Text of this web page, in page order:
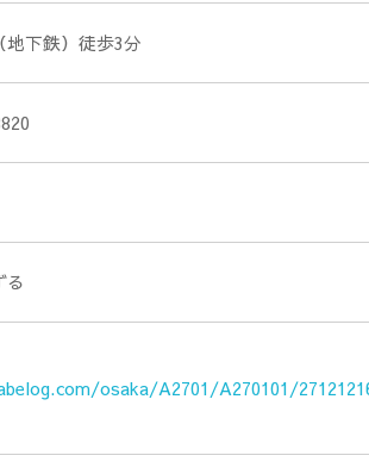
地下鉄）徒歩3分
る
osaka/A2701/A270101/